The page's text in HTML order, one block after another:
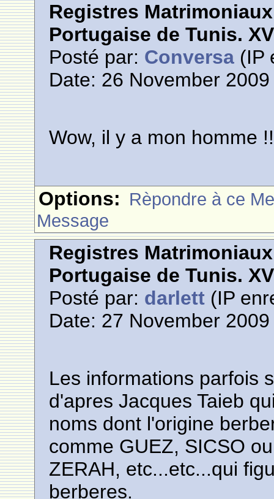
Registres
Portugaise de Tunis.
Posté par: Conversa (IP
Date: 26 November
Wow, il y a mon homme
Options: Rèpondre à ce
Message
Registres
Portugaise de Tunis.
Posté par: darlett (IP
Date: 27 November
Les informations parfois
d'apres Jacques Taieb
noms dont l'origine
comme GUEZ, SICSO
ZERAH, etc...etc...qui
berberes.